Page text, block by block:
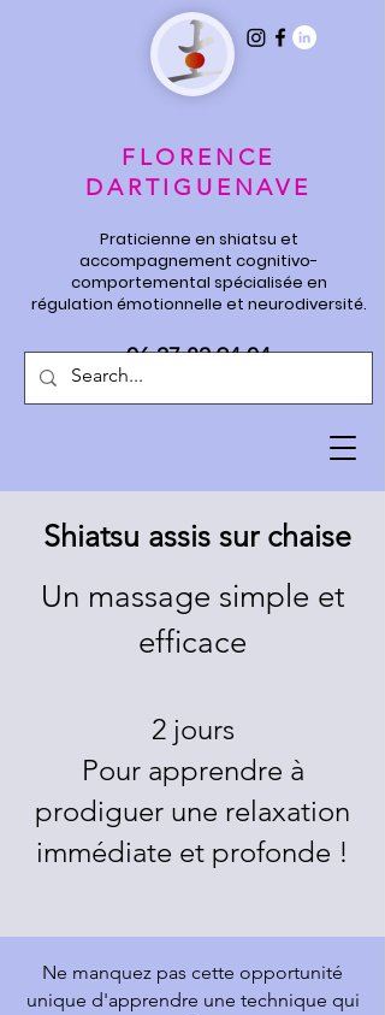
FLORENCE
DARTIGUENAVE
Praticienne en shiatsu et
accompagnement cognitivo-
comportemental spécialisée en
régulation émotionnelle et neurodiversité.
06 27 82 94 04
Shiatsu assis sur chaise
Un massage simple et
efficace
2 jours
Pour apprendre à
prodiguer une relaxation
immédiate et profonde !
Ne manquez pas cette opportunité
unique d'apprendre une technique qui